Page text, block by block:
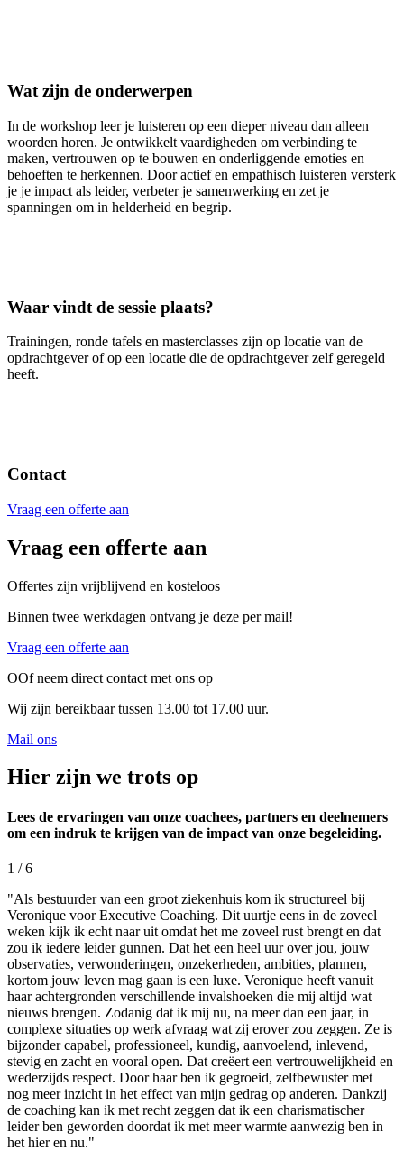
Wat zijn de onderwerpen
In de workshop leer je luisteren op een dieper niveau dan alleen
woorden horen. Je ontwikkelt vaardigheden om verbinding te
maken, vertrouwen op te bouwen en onderliggende emoties en
behoeften te herkennen. Door actief en empathisch luisteren versterk
je je impact als leider, verbeter je samenwerking en zet je
spanningen om in helderheid en begrip.
Waar vindt de sessie plaats?
Trainingen, ronde tafels en masterclasses zijn op locatie van de
opdrachtgever of op een locatie die de opdrachtgever zelf geregeld
heeft.
Contact
Vraag een offerte aan
Vraag een offerte aan
Offertes zijn vrijblijvend en kosteloos
Binnen twee werkdagen ontvang je deze per mail!
Vraag een offerte aan
OOf neem direct contact met ons op
Wij zijn bereikbaar tussen 13.00 tot 17.00 uur.
Mail ons
Hier zijn we trots op
Lees de ervaringen van onze coachees, partners en deelnemers
om een indruk te krijgen van de impact van onze begeleiding.
1 / 6
"Als bestuurder van een groot ziekenhuis kom ik structureel bij
Veronique voor Executive Coaching. Dit uurtje eens in de zoveel
weken kijk ik echt naar uit omdat het me zoveel rust brengt en dat
zou ik iedere leider gunnen. Dat het een heel uur over jou, jouw
observaties, verwonderingen, onzekerheden, ambities, plannen,
kortom jouw leven mag gaan is een luxe. Veronique heeft vanuit
haar achtergronden verschillende invalshoeken die mij altijd wat
nieuws brengen. Zodanig dat ik mij nu, na meer dan een jaar, in
complexe situaties op werk afvraag wat zij erover zou zeggen. Ze is
bijzonder capabel, professioneel, kundig, aanvoelend, inlevend,
stevig en zacht en vooral open. Dat creëert een vertrouwelijkheid en
wederzijds respect. Door haar ben ik gegroeid, zelfbewuster met
nog meer inzicht in het effect van mijn gedrag op anderen. Dankzij
de coaching kan ik met recht zeggen dat ik een charismatischer
leider ben geworden doordat ik met meer warmte aanwezig ben in
het hier en nu."